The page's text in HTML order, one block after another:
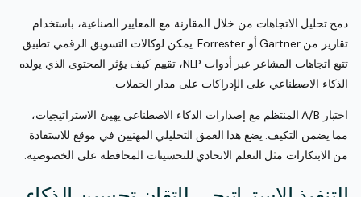
دمج تحليل الاتجاهات من خلال المقارنة مع المعايير الصناعية، باستخدام
تقارير من Gartner أو Forrester. يمكن لوكالات التسويق الرقمي تطبيق
تتبع اتجاهات المشاعر عبر أدوات NLP، تقييم كيف يؤثر المحتوى الذي يولده
الذكاء الاصطناعي على الإدراكات على مدار الحملات.
اختبار A/B المنتظم مع إصدارات الذكاء الاصطناعي يهيئ الاستراتيجيات،
مما يضمن التكيف. يضع هذا العمق التحليلي المهنيين في موقع للاستفادة
من الابتكارات مثل التعلم الاتحادي للتحسينات المحافظة على الخصوصية.